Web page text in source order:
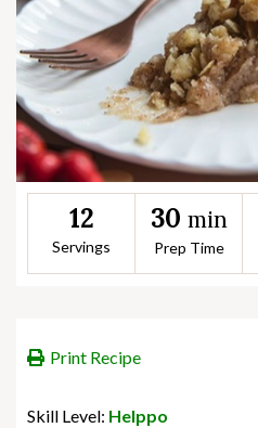
12
Servings
30 min
Prep Time
Print Recipe
Skill Level: Helppo